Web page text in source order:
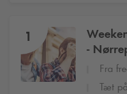
1
-
Fra fredag kl.
Tæt på teatre,